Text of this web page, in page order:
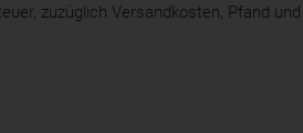
zuzüglich Versandkosten, Pfand und